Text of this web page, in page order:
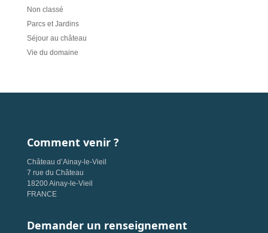
Non classé
Parcs et Jardins
Séjour au château
Vie du domaine
Comment venir ?
Château d’Ainay-le-Vieil
7 rue du Château
18200 Ainay-le-Vieil
FRANCE
Demander un renseignement